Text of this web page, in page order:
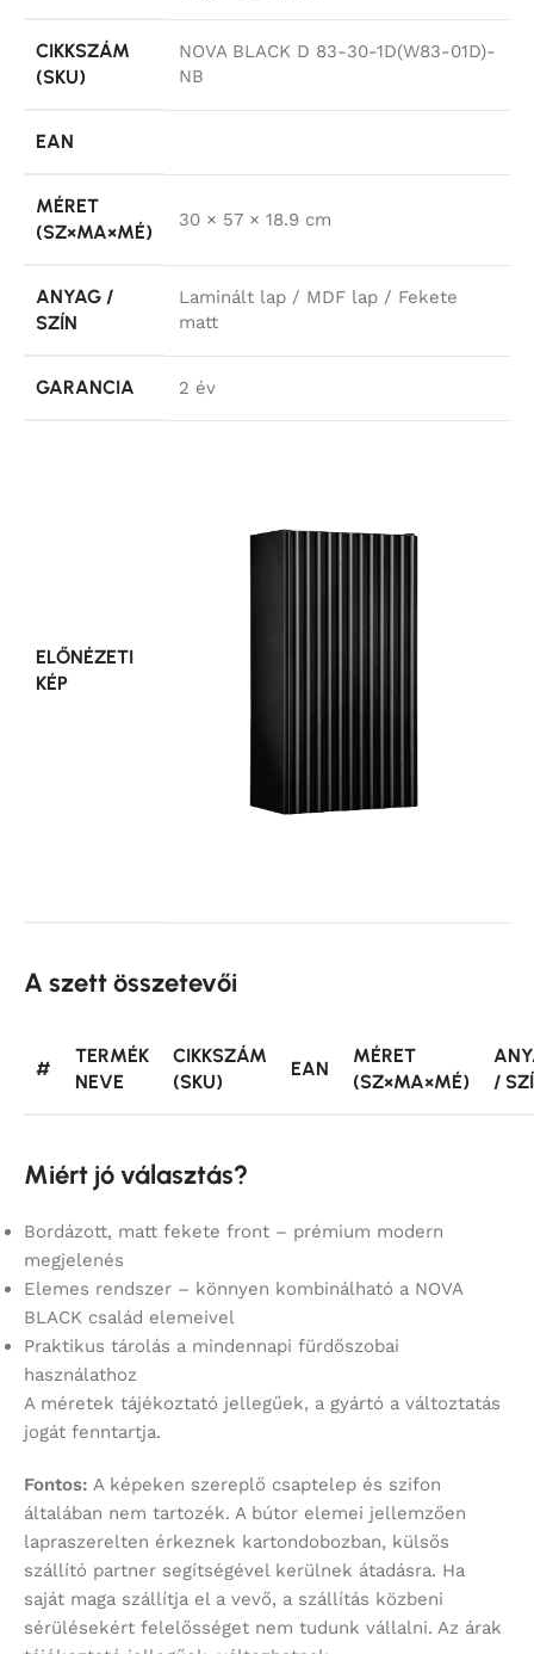
CIKKSZÁM
(SKU)
NOVA BLACK D 83-30-1D(W83-01D)-
NB
EAN
MÉRET
(SZ×MA×MÉ)
30 × 57 × 18.9 cm
ANYAG /
SZÍN
Laminált lap / MDF lap / Fekete
matt
GARANCIA 2 év
ELŐNÉZETI
KÉP
A szett összetevői
#
TERMÉK
NEVE
CIKKSZÁM
(SKU)
EAN
MÉRET
(SZ×MA×MÉ)
/
Miért jó választás?
Bordázott, matt fekete front – prémium modern
megjelenés
Elemes rendszer – könnyen kombinálható a NOVA
BLACK család elemeivel
Praktikus tárolás a mindennapi fürdőszobai
használathoz
A méretek tájékoztató jellegűek, a gyártó a változtatás
jogát fenntartja.
Fontos: A képeken szereplő csaptelep és szifon
általában nem tartozék. A bútor elemei jellemzően
lapraszerelten érkeznek kartondobozban, külsős
szállító partner segítségével kerülnek átadásra. Ha
saját maga szállítja el a vevő, a szállítás közbeni
sérülésekért felelősséget nem tudunk vállalni. Az árak